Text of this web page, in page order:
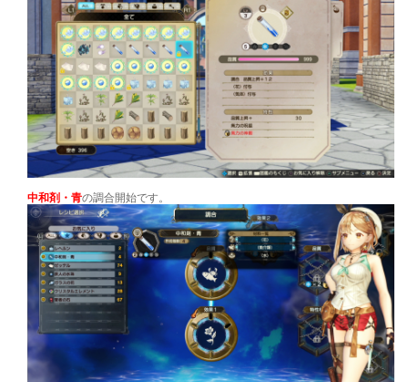
中和剤・青の調合開始です。